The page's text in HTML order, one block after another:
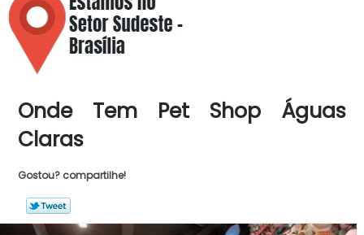
Onde Tem Pet Shop Águas
Claras
Gostou? compartilhe!